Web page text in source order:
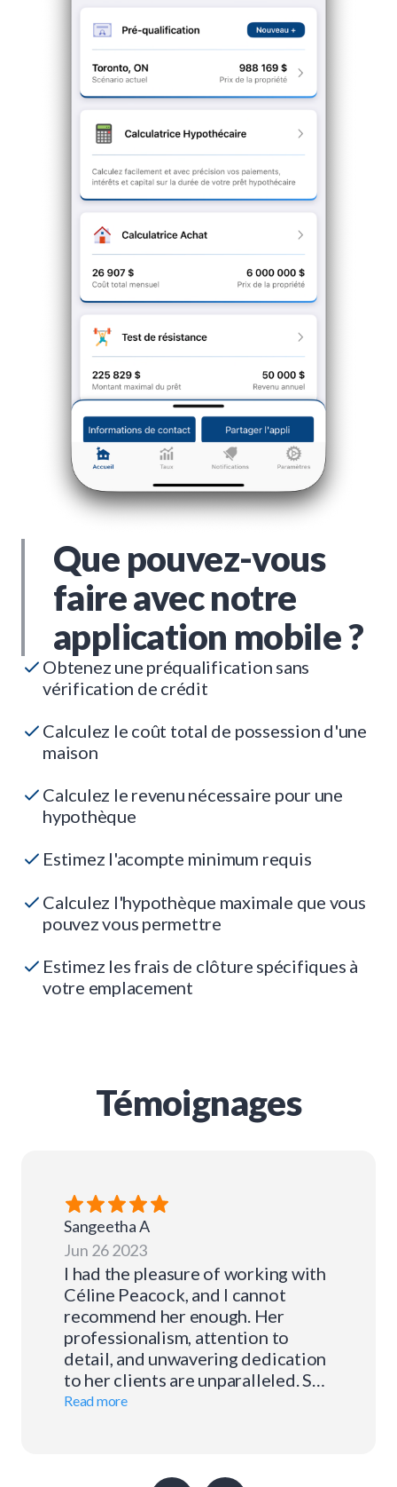
Que pouvez-vous
faire avec notre
application mobile ?
Obtenez une préqualification sans
vérification de crédit
Calculez le coût total de possession d'une
maison
Calculez le revenu nécessaire pour une
hypothèque
Estimez l'acompte minimum requis
Calculez l'hypothèque maximale que vous
pouvez vous permettre
Estimez les frais de clôture spécifiques à
votre emplacement
Témoignages
SangeethaA
Jun 26 2023
I had the pleasure of working with
Céline Peacock, and I cannot
recommend her enough. Her
professionalism, attention to
detail, and unwavering dedication
to her clients are unparalleled. She
guided me through the mortgage
Read more